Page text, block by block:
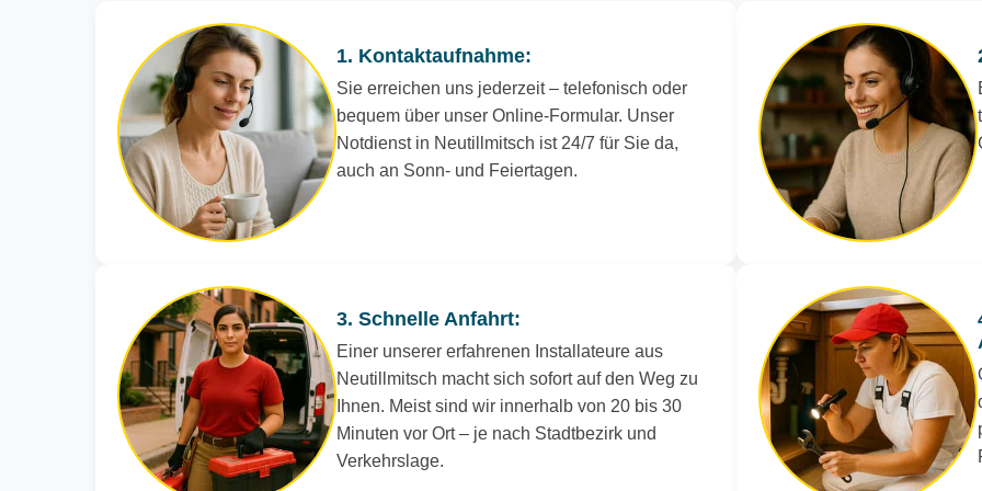
1. Kontaktaufnahme:
Sie erreichen uns jederzeit – telefonisch oder
bequem über unser Online-Formular. Unser
Notdienst in Neutillmitsch ist 24/7 für Sie da,
auch an Sonn- und Feiertagen.
3. Schnelle Anfahrt:
Einer unserer erfahrenen Installateure aus
Neutillmitsch macht sich sofort auf den Weg zu
Ihnen. Meist sind wir innerhalb von 20 bis 30
Minuten vor Ort – je nach Stadtbezirk und
Verkehrslage.